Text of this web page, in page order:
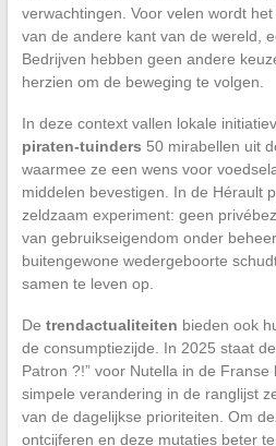
verwachtingen. Voor velen wordt
van de andere kant van de wereld,
Bedrijven hebben geen andere
herzien om de beweging te volgen.
In deze context vallen lokale
piraten-tuinders 50 mirabellen uit
waarmee ze een wens voor
middelen bevestigen. In de Hérault
zeldzaam experiment: geen
van gebruikseigendom onder
buitengewone wedergeboorte
samen te leven op.
De trendactualiteiten bieden ook
de consumptiezijde. In 2025 staat
Patron ?!” voor Nutella in de
simpele verandering in de ranglijst
van de dagelijkse prioriteiten. Om
ontcijferen en deze mutaties beter